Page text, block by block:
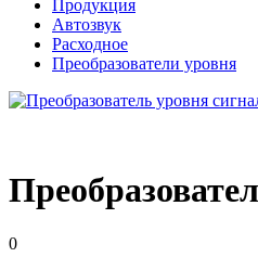
Продукция
Автозвук
Расходное
Преобразователи уровня
0